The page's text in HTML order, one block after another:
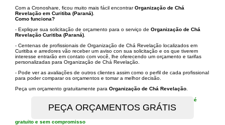
Com a Cronoshare, ficou muito mais fácil encontrarOrganização de Chá
Revelação em Curitiba (Paraná)
Como funciona?
- Explique sua solicitação de orçamento para o serviço de Organização de Chá
Revelação Curitiba (Paraná)
- Centenas de profissionais de Organização de Chá Revelação localizados em
Curitiba e arredores vão receber um aviso con sua solicitação e os que tiverem
interesse entrarão em contato com você, lhe oferecendo um orçamento e tarifas
personalizadas para Organização de Chá Revelação.
- Pode ver as avaliações de outros clientes assim como o perfil de cada profissional
para poder comparar os orçamentos e tomar a melhor decisão.
Peça um orçamento gratuitamente para Organização de Chá Revelação
é
gratuito e sem compromisso